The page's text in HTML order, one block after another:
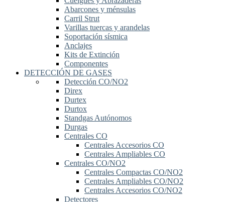
Abarcones y ménsulas
Carril Strut
Varillas tuercas y arandelas
Soportación sísmica
Anclajes
Kits de Extinción
Componentes
DETECCIÓN DE GASES
Detección CO/NO2
Direx
Durtex
Durtox
Standgas Autónomos
Durgas
Centrales CO
Centrales Accesorios CO
Centrales Ampliables CO
Centrales CO/NO2
Centrales Compactas CO/NO2
Centrales Ampliables CO/NO2
Centrales Accesorios CO/NO2
Detectores